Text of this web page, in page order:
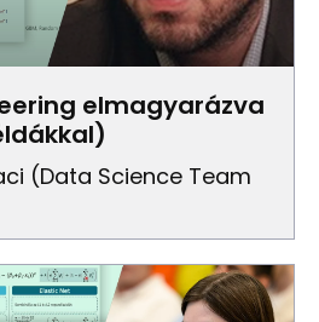
elmagyarázva
(data Science Team